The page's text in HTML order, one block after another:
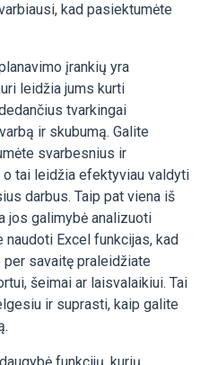
kad pasiektumėte
įrankių yra
leidžia jums kurti
tvarkingai
ir skubumą. Galite
svarbesnius ir
tai leidžia efektyviau valdyti
darbus. Taip pat viena iš
jos galimybė analizuoti
Excel funkcijas, kad
savaitę praleidžiate
šeimai ar laisvalaikiui. Tai
ir suprasti, kaip galite